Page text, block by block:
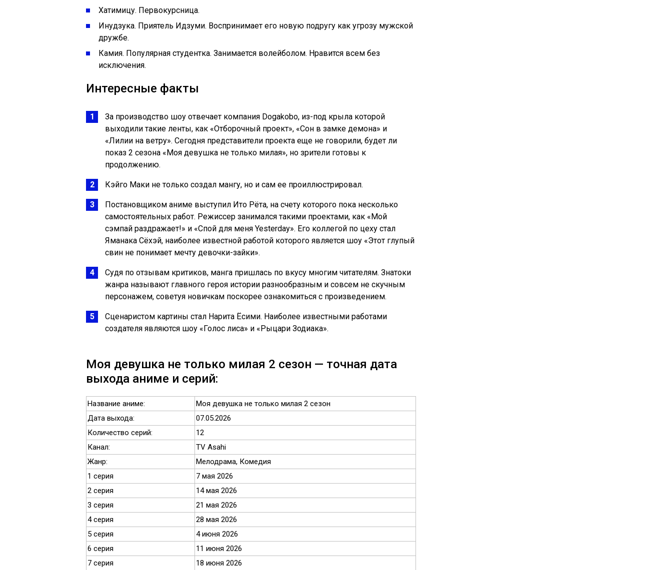
Хатимицу. Первокурсница.
Инудзука. Приятель Идзуми. Воспринимает его новую подругу как угрозу мужской
дружбе.
Камия. Популярная студентка. Занимается волейболом. Нравится всем без
исключения.
Интересные факты
За производство шоу отвечает компания Dogakobo, из-под крыла которой
выходили такие ленты, как «Отборочный проект», «Сон в замке демона» и
«Лилии на ветру». Сегодня представители проекта еще не говорили, будет ли
показ 2 сезона «Моя девушка не только милая», но зрители готовы к
продолжению.
Кэйго Маки не только создал мангу, но и сам ее проиллюстрировал.
Постановщиком аниме выступил Ито Рёта, на счету которого пока несколько
самостоятельных работ. Режиссер занимался такими проектами, как «Мой
сэмпай раздражает!» и «Спой для меня Yesterday». Его коллегой по цеху стал
Яманака Сёхэй, наиболее известной работой которого является шоу «Этот глупый
свин не понимает мечту девочки-зайки».
Судя по отзывам критиков, манга пришлась по вкусу многим читателям. Знатоки
жанра называют главного героя истории разнообразным и совсем не скучным
персонажем, советуя новичкам поскорее ознакомиться с произведением.
Сценаристом картины стал Нарита Ёсими. Наиболее известными работами
создателя являются шоу «Голос лиса» и «Рыцари Зодиака».
Моя девушка не только милая 2 сезон — точная дата
выхода аниме и серий:
Название аниме:
Моя девушка не только милая 2 сезон
Дата выхода:
07.05.2026
Количество серий:
12
Канал:
TV Asahi
Жанр:
Мелодрама, Комедия
1 серия
7 мая 2026
2 серия
14 мая 2026
3 серия
21 мая 2026
4 серия
28 мая 2026
5 серия
4 июня 2026
6 серия
11 июня 2026
7 серия
18 июня 2026